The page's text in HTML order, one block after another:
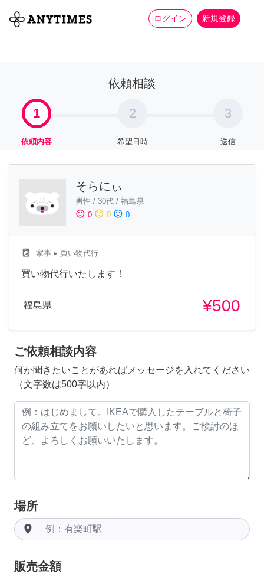
ログイン 新規登録
全て 家事 more_horiz
依頼相談
1
依頼内容
2
希望日時
3
送信
そらにぃ
男性 / 30代 / 福島県
sentiment_satisfied 0 sentiment_neutral 0 sentiment_dissatisfied 0
local_laundry_service 家事 ▸ 買い物代行
買い物代行いたします！
福島県 ¥500
ご依頼相談内容
何か聞きたいことがあればメッセージを入れてください
（文字数は500字以内）
場所
room
販売金額